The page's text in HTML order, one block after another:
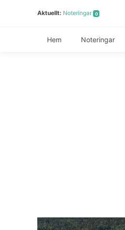
Aktuellt: Noteringar 0
Hem Noteringar